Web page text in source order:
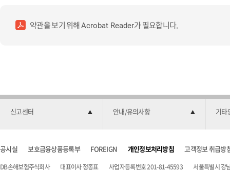
약관을 보기 위해Acrobat Reader가 필요합니다.
신고센터 안내/유의사항 기타
공시실 보호금융상품등록부 FOREIGN 개인정보처리방침 고객정보 취급방
DB손해보험주식회사 대표이사 정종표 사업자등록번호 201-81-45593 서울특별시 강